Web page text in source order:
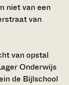
niet van een
van
van opstal
Onderwijs
de Bijlschool